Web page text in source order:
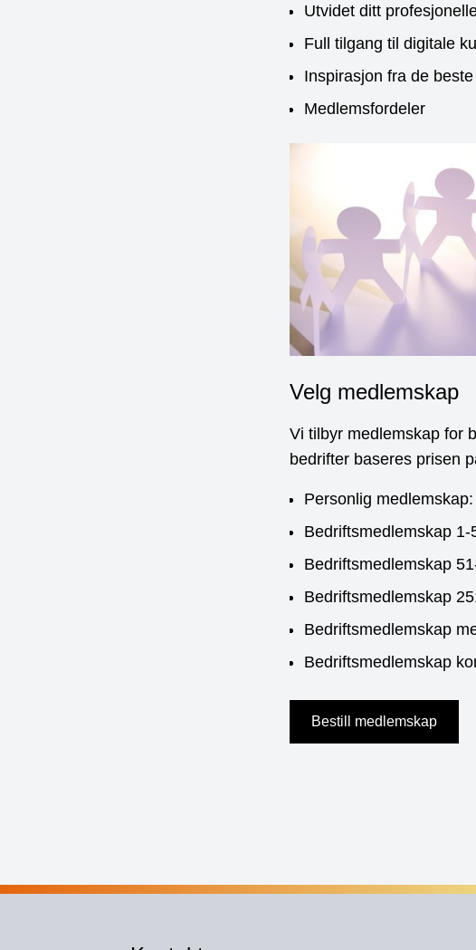
Utvidet ditt
Full tilgang til digitale
Inspirasjon fra de
Medlemsfordeler
Velg medlemskap
Vi tilbyr medlemskap for
bedrifter baseres prisen
Personlig
Bedriftsmedlemskap
Bedriftsmedlemskap
Bedriftsmedlemskap
Bedriftsmedlemskap
Bedriftsmedlemskap
Bestill medlemskap